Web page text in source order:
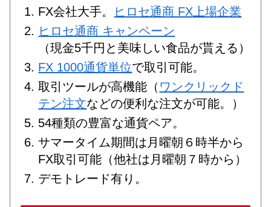
FX会社大手。
ヒロセ通商 FX上場企業
ヒロセ通商 キャンペーン
（現金5千円と美味しい食品が貰える）
FX 1000通貨単位で取引可能。
取引ツールが高機能（ ワンクリックド
テン注文などの便利な注文が可能。）
54種類の豊富な通貨ペア。
サマータイム期間は月曜朝６時半から
FX取引可能（他社は月曜朝７時から）
デモトレード有り。